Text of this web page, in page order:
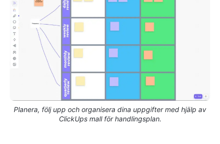
Planera, följ upp och organisera dina uppgifter med hjälp av
ClickUps mall för handlingsplan.